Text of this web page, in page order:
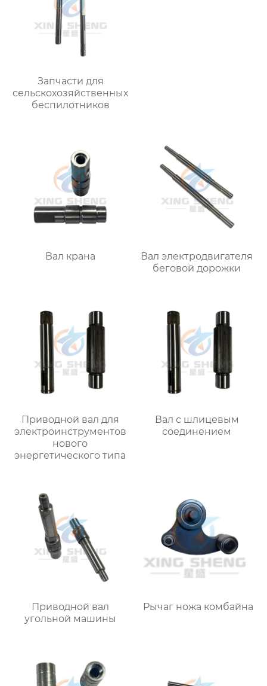
Запчасти для
сельскохозяйственных
беспилотников
Вал крана
Вал электродвигателя
беговой дорожки
Приводной вал для
электроинструментов
нового
энергетического типа
Вал с шлицевым
соединением
Приводной вал
угольной машины
Рычаг ножа комбайна